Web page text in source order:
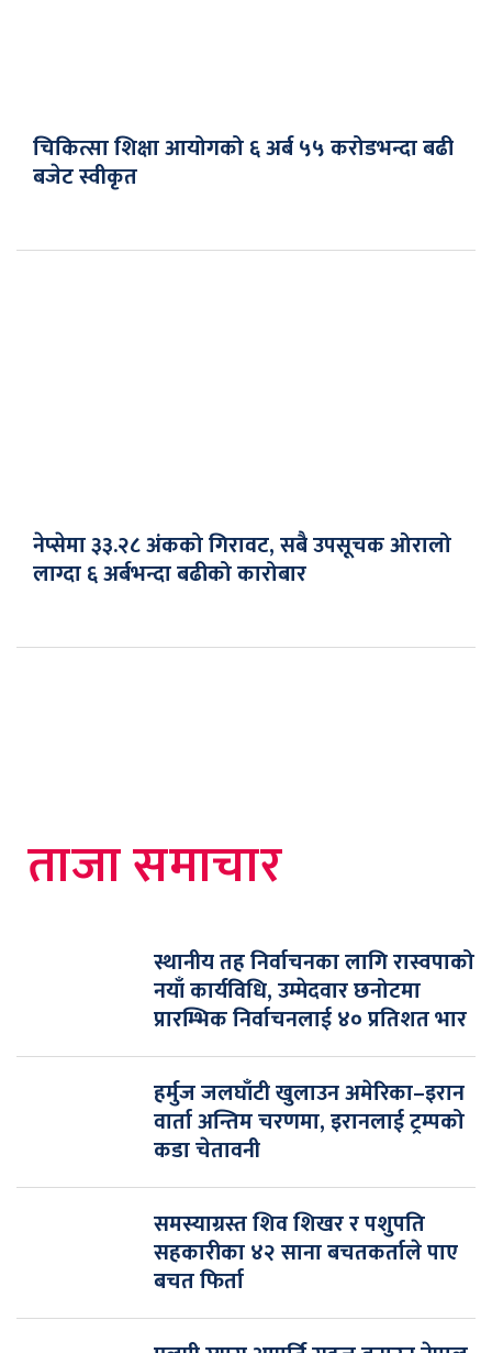
चिकित्सा शिक्षा आयोगको ६ अर्ब ५५ करोडभन्दा बढी
बजेट स्वीकृत
नेप्सेमा ३३.२८ अंकको गिरावट, सबै उपसूचक ओरालो
लाग्दा ६ अर्बभन्दा बढीको कारोबार
ताजा समाचार
स्थानीय तह निर्वाचनका लागि रास्वपाको
नयाँ कार्यविधि, उम्मेदवार छनोटमा
प्रारम्भिक निर्वाचनलाई ४० प्रतिशत भार
हर्मुज जलघाँटी खुलाउन अमेरिका–इरान
वार्ता अन्तिम चरणमा, इरानलाई ट्रम्पको
कडा चेतावनी
समस्याग्रस्त शिव शिखर र पशुपति
सहकारीका ४२ साना बचतकर्ताले पाए
बचत फिर्ता